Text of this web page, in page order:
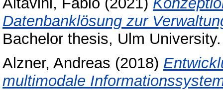
Datenbanklösung zur
Bachelor thesis, Ulm University.
Alzner, Andreas (2018)
multimodale